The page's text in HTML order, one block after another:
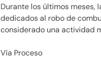
Durante los últimos meses,
dedicados al robo de
considerado una actividad
Vía Proceso